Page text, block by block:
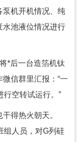
泵机开机情况、纯
水池液位情况进行
*后一台造箔机钛
信群里汇报：“一
空转试运行。”
得热火朝天。
组人员，对G列硅